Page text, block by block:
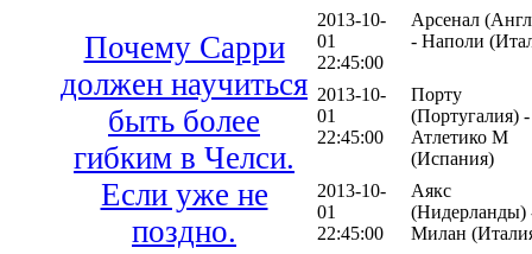
Почему Сарри
должен научиться
быть более
гибким в Челси.
Если уже не
поздно.
2013-10-
01
22:45:00
Арсенал
- Наполи
2013-10-
01
22:45:00
Порту
(Португалия) -
Атлетико М
(Испания)
2013-10-
01
22:45:00
Аякс
(Нидерланды)
Милан